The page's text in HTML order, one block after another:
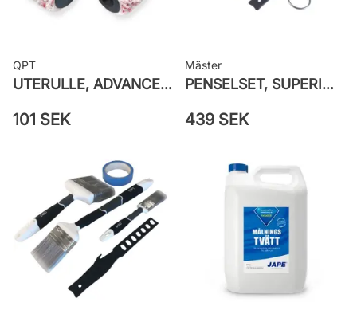
QPT
UTERULLE, ADVANCE GROV PRETEX
101 SEK
Mäster
PENSELSET, SUPERIOR MÅLA FASAD
439 SEK